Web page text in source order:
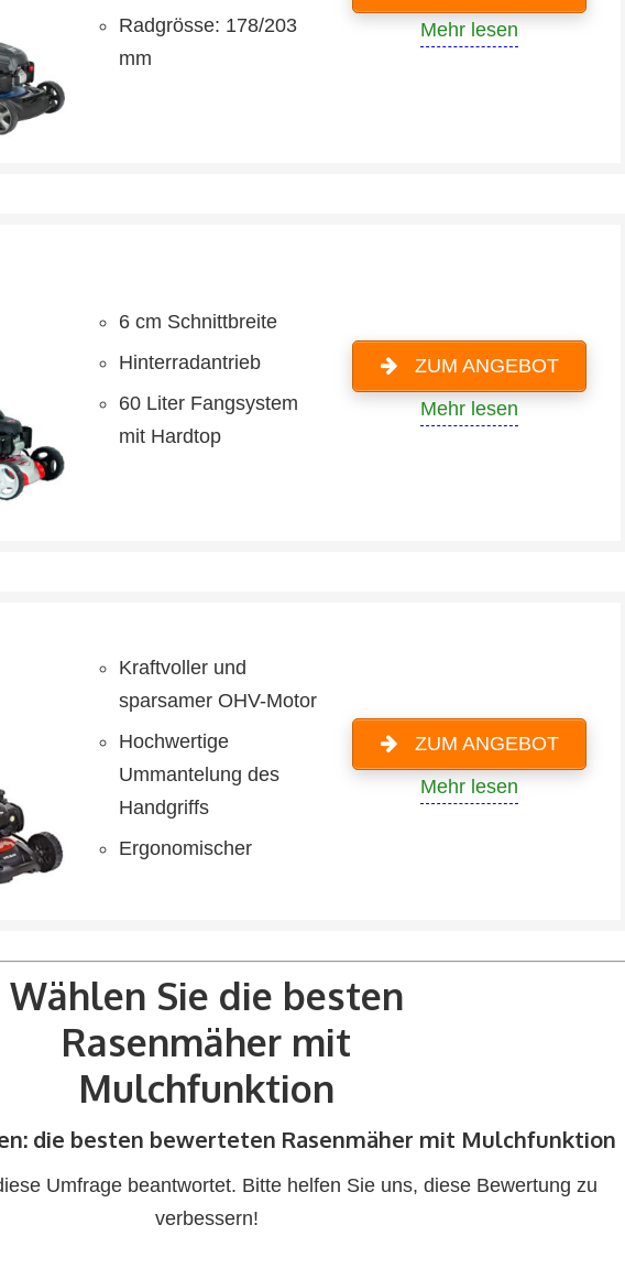
Radgrösse: 178/203
mm
Mehr lesen
6 cm Schnittbreite
Hinterradantrieb
60 Liter Fangsystem
mit Hardtop
ZUM ANGEBOT
Mehr lesen
Kraftvoller und
sparsamer OHV-Motor
Hochwertige
Ummantelung des
Handgriffs
Ergonomischer
ZUM ANGEBOT
Mehr lesen
Wählen Sie die besten
Rasenmäher mit
Mulchfunktion
die besten bewerteten Rasenmäher mit Mulchfunktion
Umfrage beantwortet. Bitte helfen Sie uns, diese Bewertung zu
verbessern!